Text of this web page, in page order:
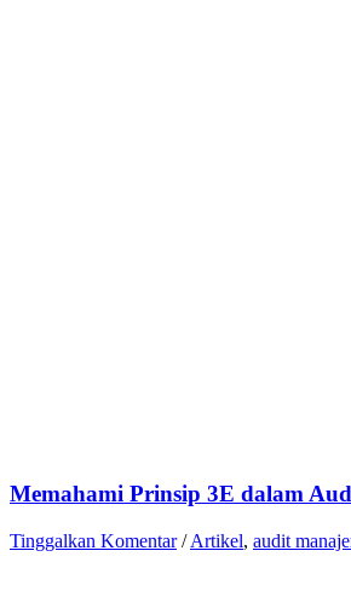
Memahami Prinsip 3E dalam
Tinggalkan Komentar /Artikel, audit